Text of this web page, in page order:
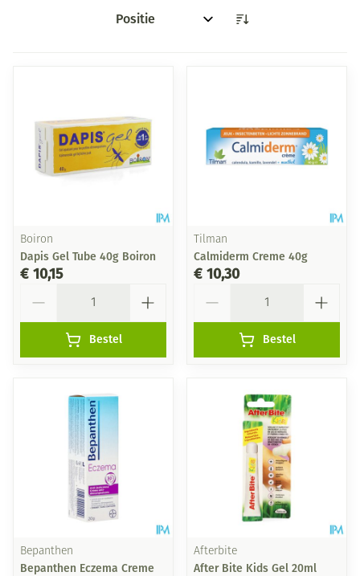
Sorteer op:
Boiron
Dapis Gel Tube 40g Boiron
€ 10,15
Bestel
Tilman
Calmiderm Creme 40g
€ 10,30
Bestel
Bepanthen
Bepanthen Eczema Creme
Afterbite
After Bite Kids Gel 20ml